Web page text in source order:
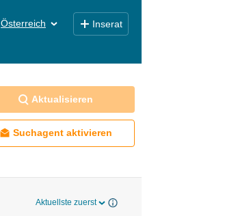
Österreich Inserat
Aktualisieren
Suchagent aktivieren
Aktuellste zuerst